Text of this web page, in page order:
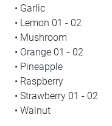
• Garlic
• Lemon 01 - 02
• Mushroom
• Orange 01 - 02
• Pineapple
• Raspberry
• Strawberry 01 - 02
• Walnut